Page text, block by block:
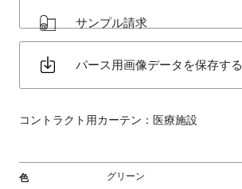
材
な
ど
扱
フ
ブ
リ
サンプル請求
パース用画像データを保存する
コントラクト用カーテン：医療施設
色 グリーン